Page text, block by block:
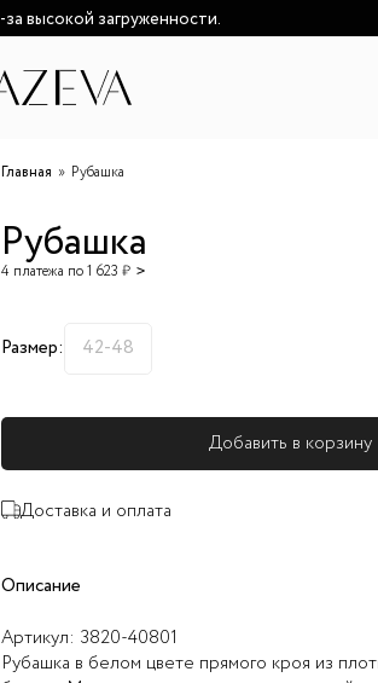
высокой загруженности.
Главная Рубашка
Рубашка
4 платежа по 1 623 ₽
Размер: 42-48
Добавить в корзину
Доставка и оплата
Описание
Артикул: 3820-40801
Рубашка в белом цвете прямого кроя из